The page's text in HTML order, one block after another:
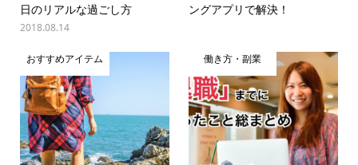
日のリアルな過ごし方
2018.08.14
ングアプリで解決！
おすすめアイテム 働き方・副業